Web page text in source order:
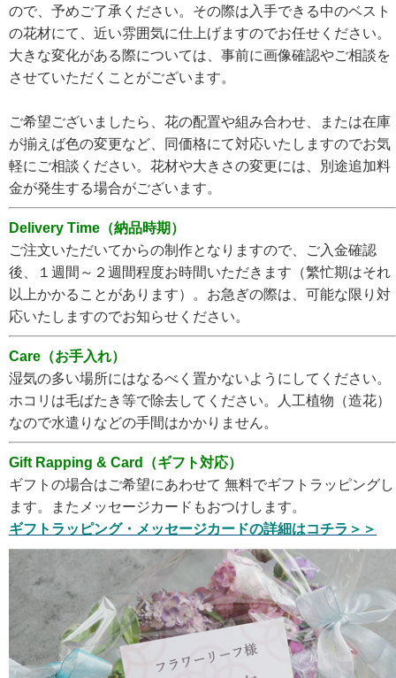
ので、予めご了承ください。その際は入手できる中のベスト
の花材にて、近い雰囲気に仕上げますのでお任せください。
大きな変化がある際については、事前に画像確認やご相談を
させていただくことがございます。
ご希望ございましたら、花の配置や組み合わせ、または在庫
が揃えば色の変更など、同価格にて対応いたしますのでお気
軽にご相談ください。花材や大きさの変更には、別途追加料
金が発生する場合がございます。
Delivery Time（納品時期）
ご注文いただいてからの制作となりますので、ご入金確認
後、１週間～２週間程度お時間いただきます（繁忙期はそれ
以上かかることがあります）。お急ぎの際は、可能な限り対
応いたしますのでお知らせください。
Care（お手入れ）
湿気の多い場所にはなるべく置かないようにしてください。
ホコリは毛ばたき等で除去してください。人工植物（造花）
なので水遣りなどの手間はかかりません。
Gift Rapping & Card（ギフト対応）
ギフトの場合はご希望にあわせて 無料でギフトラッピングし
ます。またメッセージカードもおつけします。
ギフトラッピング・メッセージカードの詳細はコチラ＞＞